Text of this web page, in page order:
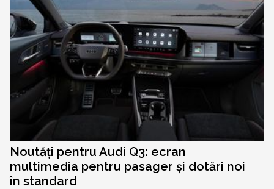
Noutăți pentru Audi Q3: ecran
multimedia pentru pasager și dotări noi
în standard